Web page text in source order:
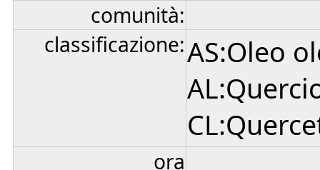
comunità:
classificazione:AS:Oleo
ora